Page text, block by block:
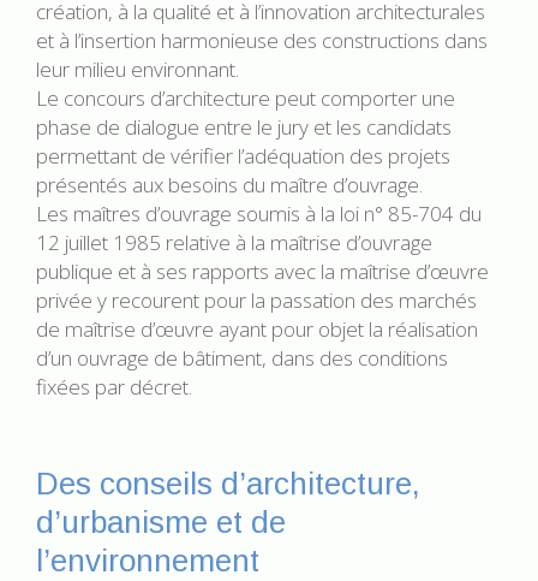
création, à la qualité et à l’innovation architecturales
et à l’insertion harmonieuse des constructions dans
leur milieu environnant.
Le concours d’architecture peut comporter une
phase de dialogue entre le jury et les candidats
permettant de vérifier l’adéquation des projets
présentés aux besoins du maître d’ouvrage.
Les maîtres d’ouvrage soumis à la loi n° 85-704 du
12 juillet 1985 relative à la maîtrise d’ouvrage
publique et à ses rapports avec la maîtrise d’œuvre
privée y recourent pour la passation des marchés
de maîtrise d’œuvre ayant pour objet la réalisation
d’un ouvrage de bâtiment, dans des conditions
fixées par décret.
Des conseils d’architecture,
d’urbanisme et de
l’environnement